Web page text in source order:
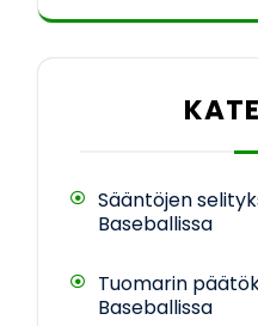
Sääntöjen
Baseballissa
Tuomarin
Baseballissa